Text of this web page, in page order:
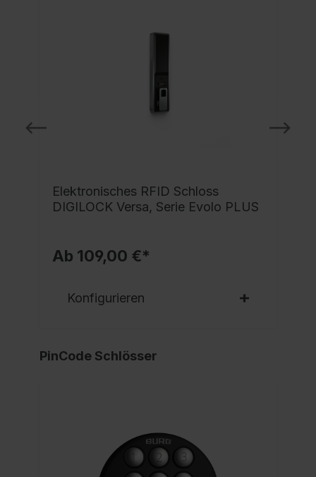
Elektronisches RFID Schloss
DIGILOCK Versa, Serie Evolo PLUS
Ab 109,00 €*
Konfigurieren
PinCode Schlösser